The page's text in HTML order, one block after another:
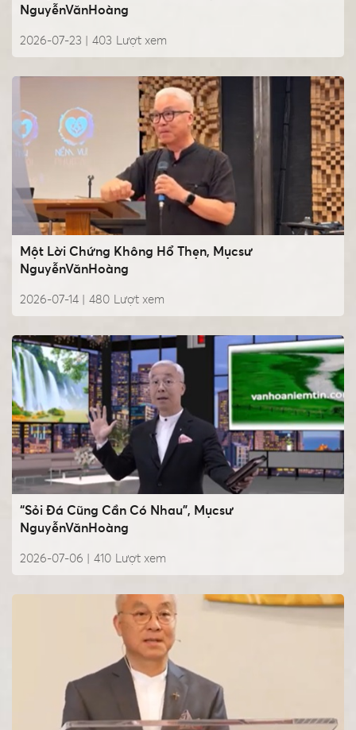
NguyễnVănHoàng
2026-07-23 | Lượt xem
403
Một Lời Chứng Không Hổ Thẹn, Mụcsư
NguyễnVănHoàng
2026-07-14 | Lượt xem
480
“Sỏi Đá Cũng Cần Có Nhau”, Mụcsư
NguyễnVănHoàng
2026-07-06 | Lượt xem
410